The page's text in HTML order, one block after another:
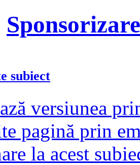
subiect
versiunea
pagină prin
la acest